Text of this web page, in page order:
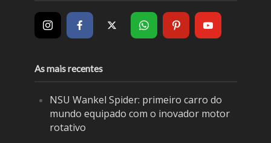
As mais recentes
NSU Wankel Spider: primeiro carro do
mundo equipado com o inovador motor
rotativo